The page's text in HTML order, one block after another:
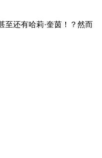
至还有哈莉·奎茵！？然而